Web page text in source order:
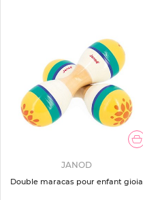
JANOD
Double maracas pour enfant gioia